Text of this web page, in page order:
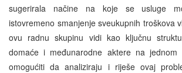
sugerirala načine na koje se usluge
istovremeno smanjenje sveukupnih troškova
ovu radnu skupinu vidi kao ključnu
domaće i međunarodne aktere na
omogućiti da analiziraju i riješe ovaj